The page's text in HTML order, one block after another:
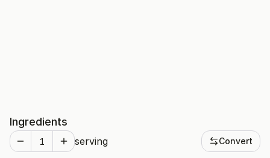
Ingredients
serving Convert